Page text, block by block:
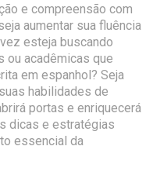
e compreensão com
aumentar sua fluência
esteja buscando
ou acadêmicas que
em espanhol? Seja
habilidades de
portas e enriquecerá
dicas e estratégias
essencial da